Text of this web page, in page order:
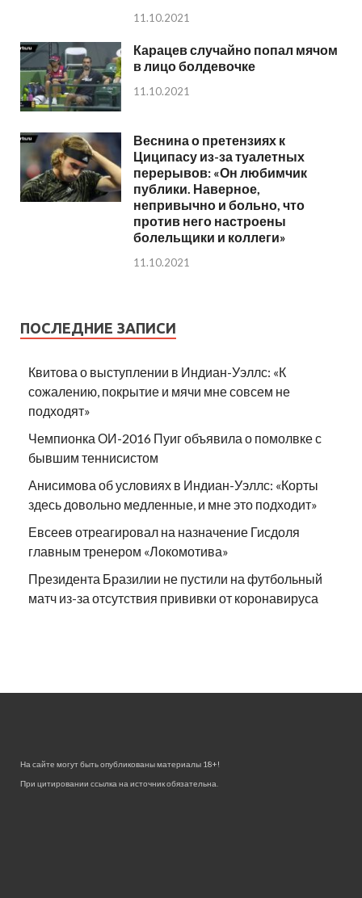
11.10.2021
Карацев случайно попал мячом
в лицо болдевочке
11.10.2021
Веснина о претензиях к
Циципасу из-за туалетных
перерывов: «Он любимчик
публики. Наверное,
непривычно и больно, что
против него настроены
болельщики и коллеги»
11.10.2021
ПОСЛЕДНИЕ ЗАПИСИ
Квитова о выступлении в Индиан-Уэллс: «К
сожалению, покрытие и мячи мне совсем не
подходят»
Чемпионка ОИ-2016 Пуиг объявила о помолвке с
бывшим теннисистом
Анисимова об условиях в Индиан-Уэллс: «Корты
здесь довольно медленные, и мне это подходит»
Евсеев отреагировал на назначение Гисдоля
главным тренером «Локомотива»
Президента Бразилии не пустили на футбольный
матч из-за отсутствия прививки от коронавируса
На сайте могут быть опубликованы материалы 18+!
При цитировании ссылка на источник обязательна.